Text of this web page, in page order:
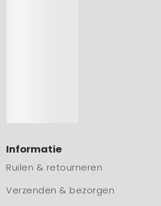
Informatie
Ruilen & retourneren
Verzenden & bezorgen